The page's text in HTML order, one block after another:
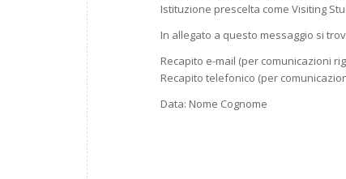
Istituzione prescelta come Visiting
In allegato a questo messaggio si
Recapito e-mail (per comunicazioni
Recapito telefonico (per
Data: Nome Cognome